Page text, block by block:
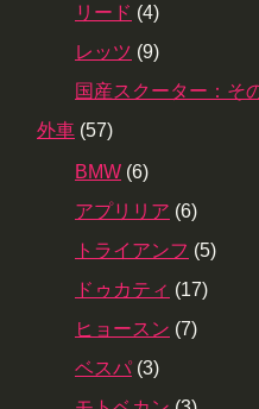
リード (4)
レッツ (9)
国産スクーター：そ
外車 (57)
BMW (6)
アプリリア (6)
トライアンフ (5)
ドゥカティ (17)
ヒョースン (7)
ベスパ (3)